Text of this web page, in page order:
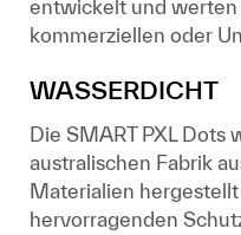
entwickelt und
kommerziellen oder
WASSERDICHT
Die SMART PXL Dots
australischen Fabrik
Materialien
hervorragenden